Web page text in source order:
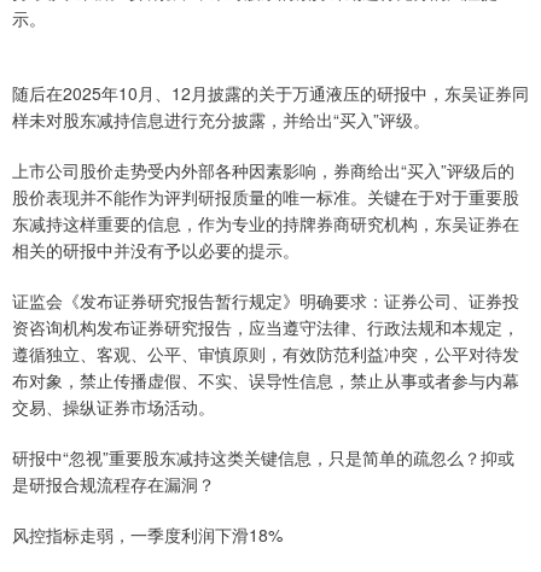
示。
随后在2025年10月、12月披露的关于万通液压的研报中，东吴证券同
样未对股东减持信息进行充分披露，并给出“买入”评级。
上市公司股价走势受内外部各种因素影响，券商给出“买入”评级后的
股价表现并不能作为评判研报质量的唯一标准。关键在于对于重要股
东减持这样重要的信息，作为专业的持牌券商研究机构，东吴证券在
相关的研报中并没有予以必要的提示。
证监会《发布证券研究报告暂行规定》明确要求：证券公司、证券投
资咨询机构发布证券研究报告，应当遵守法律、行政法规和本规定，
遵循独立、客观、公平、审慎原则，有效防范利益冲突，公平对待发
布对象，禁止传播虚假、不实、误导性信息，禁止从事或者参与内幕
交易、操纵证券市场活动。
研报中“忽视”重要股东减持这类关键信息，只是简单的疏忽么？抑或
是研报合规流程存在漏洞？
风控指标走弱，一季度利润下滑18%